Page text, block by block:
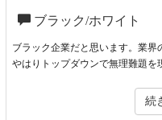
ブラック/ホワイト
ブラック企業だと思います。業界
やはりトップダウンで無理難題を
続